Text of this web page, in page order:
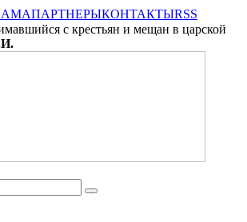
ПАРТНЕРЫКОНТАКТЫRSS
с крестьян и мещан в царской